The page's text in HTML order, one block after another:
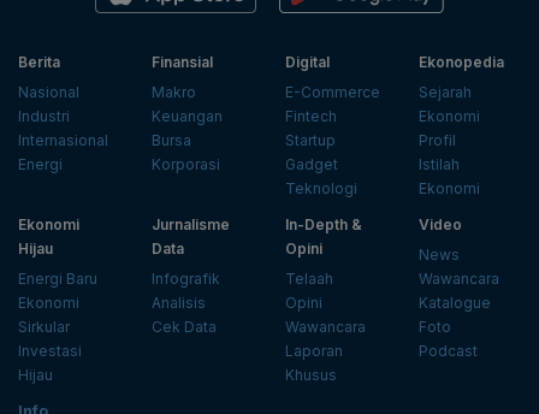
Berita
Nasional
Industri
Internasional
Energi
Finansial
Makro
Keuangan
Bursa
Korporasi
Digital
E-Commerce
Fintech
Startup
Gadget
Teknologi
Ekonopedia
Sejarah
Ekonomi
Profil
Istilah
Ekonomi
Ekonomi
Hijau
Energi Baru
Ekonomi
Sirkular
Investasi
Hijau
Jurnalisme
Data
Infografik
Analisis
Cek Data
In-Depth &
Opini
Telaah
Opini
Wawancara
Laporan
Khusus
Video
News
Wawancara
Katalogue
Foto
Podcast